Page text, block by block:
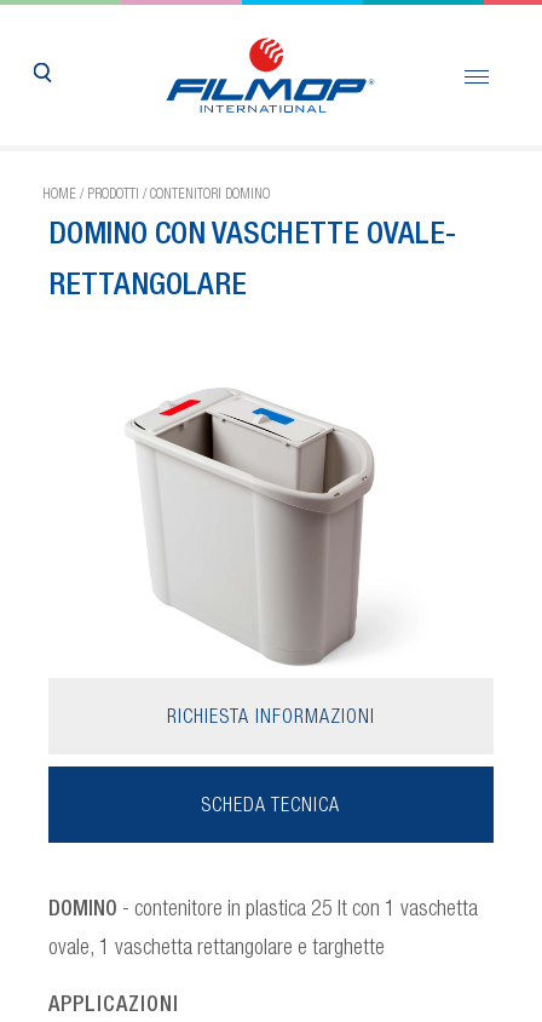
HOME / PRODOTTI / CONTENITORI DOMINO
DOMINO CON VASCHETTE OVALE-
RETTANGOLARE
RICHIESTA INFORMAZIONI
SCHEDA TECNICA
DOMINO - contenitore in plastica 25 lt con 1 vaschetta
ovale, 1 vaschetta rettangolare e targhette
APPLICAZIONI